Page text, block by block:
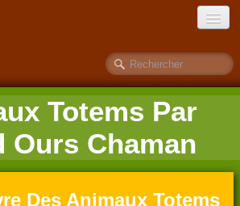
Totems Par
Ours Chaman
Des Animaux Totems